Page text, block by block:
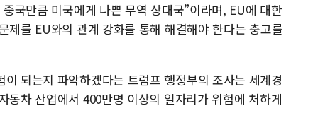
국만큼 미국에게 나쁜 무역 상대국”이라며, EU에 대한
제를 EU와의 관계 강화를 통해 해결해야 한다는 충고를
되는지 파악하겠다는 트럼프 행정부의 조사는 세계경
차 산업에서 400만명 이상의 일자리가 위험에 처하게